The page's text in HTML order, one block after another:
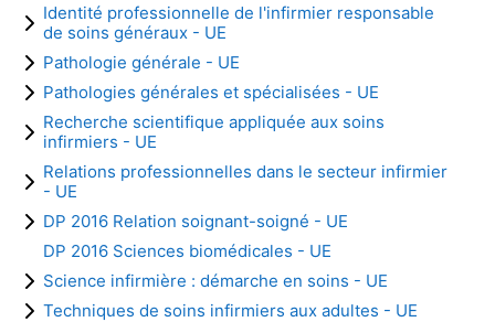
Identité professionnelle de l'infirmier responsable
de soins généraux - UE
Pathologie générale - UE
Pathologies générales et spécialisées - UE
Recherche scientifique appliquée aux soins
infirmiers - UE
Relations professionnelles dans le secteur infirmier
- UE
DP 2016 Relation soignant-soigné - UE
DP 2016 Sciences biomédicales - UE
Science infirmière : démarche en soins - UE
Techniques de soins infirmiers aux adultes - UE